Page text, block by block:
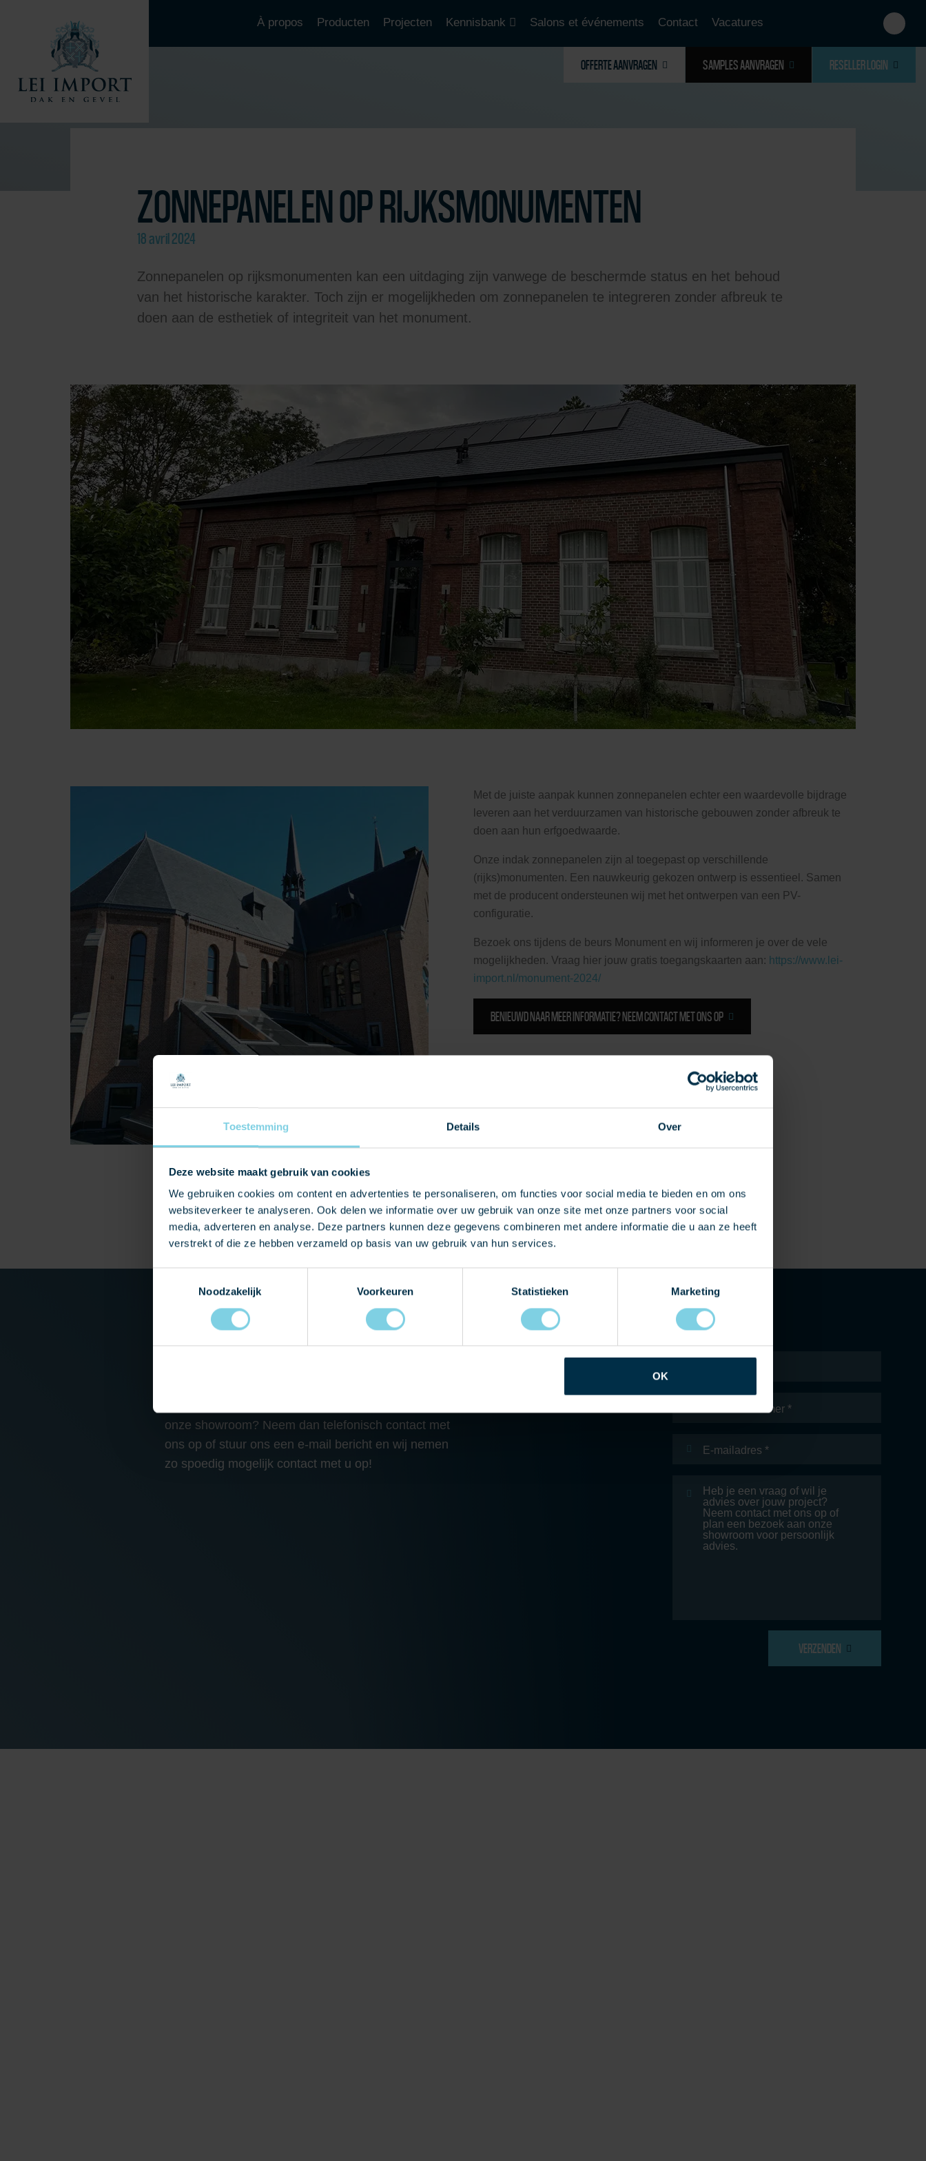
Toestemming Details Over
Deze website maakt gebruik van cookies
We gebruiken cookies om content en advertenties te personaliseren, om functies voor social media te bieden en om ons
websiteverkeer te analyseren. Ook delen we informatie over uw gebruik van onze site met onze partners voor social
media, adverteren en analyse. Deze partners kunnen deze gegevens combineren met andere informatie die u aan ze heeft
verstrekt of die ze hebben verzameld op basis van uw gebruik van hun services.
Noodzakelijk
Voorkeuren Statistieken Marketing
OK
À propos Producten Projecten Kennisbank Salons et événements Contact Vacatures
OFFERTE AANVRAGEN SAMPLES AANVRAGEN RESELLER LOGIN
ZONNEPANELEN OP RIJKSMONUMENTEN
18 avril 2024
Zonnepanelen op rijksmonumenten kan een uitdaging zijn vanwege de beschermde status en het behoud
van het historische karakter. Toch zijn er mogelijkheden om zonnepanelen te integreren zonder afbreuk te
doen aan de esthetiek of integriteit van het monument.
Met de juiste aanpak kunnen zonnepanelen echter een waardevolle bijdrage
leveren aan het verduurzamen van historische gebouwen zonder afbreuk te
doen aan hun erfgoedwaarde.
Onze indak zonnepanelen zijn al toegepast op verschillende
(rijks)monumenten. Een nauwkeurig gekozen ontwerp is essentieel. Samen
met de producent ondersteunen wij met het ontwerpen van een PV-
configuratie.
Bezoek ons tijdens de beurs Monument en wij informeren je over de vele
mogelijkheden. Vraag hier jouw gratis toegangskaarten aan: https://www.lei-
import.nl/monument-2024/
BENIEUWD NAAR MEER INFORMATIE? NEEM CONTACT MET ONS OP
onze showroom? Neem dan telefonisch contact met
ons op of stuur ons een e-mail bericht en wij nemen
zo spoedig mogelijk contact met u op!
Naam *
Telefoonnummer
mailadres *
VERZENDEN